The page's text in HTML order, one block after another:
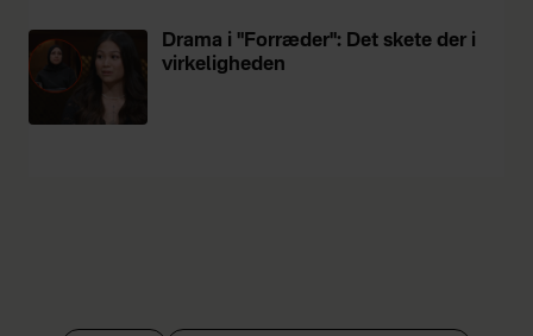
Drama i "Forræder": Det skete der i
virkeligheden